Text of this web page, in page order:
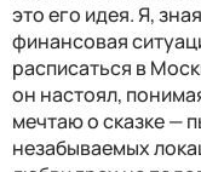
это его идея. Я,
финансовая
расписаться в
он настоял,
мечтаю о сказке —
незабываемых